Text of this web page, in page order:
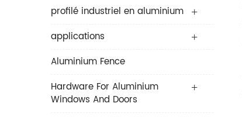
profilé industriel en aluminium
applications
Aluminium Fence
Hardware For Aluminium
Windows And Doors